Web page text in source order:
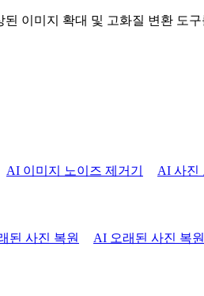
이미지 확대 및 고화질 변환 도
AI 이미지 노이즈 제거기 AI 사진
된 사진 복원 AI 오래된 사진 복원